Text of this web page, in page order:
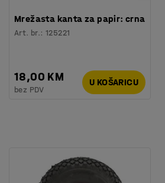
Mrežasta kanta za papir: crna
Art. br.:125221
18,00 KM
bez PDV
U KOŠARICU